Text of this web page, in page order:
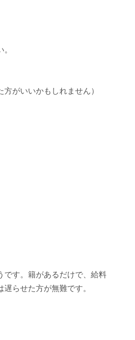
がいいかもしれません）
です。籍があるだけで、給料
らせた方が無難です。